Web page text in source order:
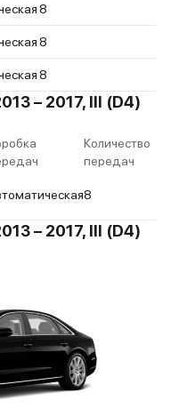
8
8
8
– 2017, III (D4)
Количество
передач
8
– 2017, III (D4)